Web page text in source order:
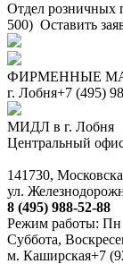
Отдел розничных
500) Оставить
ФИРМЕННЫЕ
г. Лобня+7 (495)
МИДЛ в г. Лобня
Центральный
141730,
ул.
8 (495) 988-52-88
Режим работы: Пн
Суббота,
м. Каширская+7